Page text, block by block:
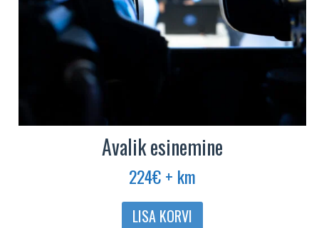
Avalik esinemine
224€+ km
LISA KORVI